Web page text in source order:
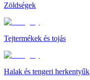
Zöldségek
Tejtermékek és tojás
Halak és tengeri herkentyűk